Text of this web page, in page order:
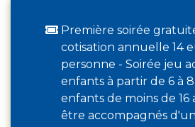
Première soirée
cotisation annuelle 14
personne - Soirée jeu
enfants à partir de 6 à 8
enfants de moins de 16
être accompagnés